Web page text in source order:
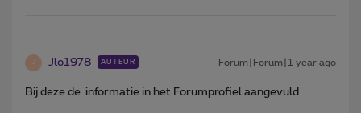
J Jlo1978 AUTEUR Forum|Forum|1 year ago
Bij deze de informatie in het Forumprofiel aangevuld